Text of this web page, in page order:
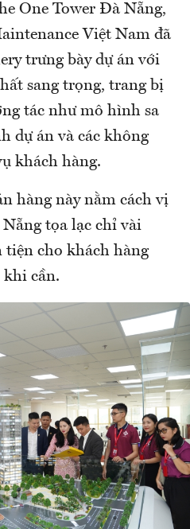
One Tower Đà Nẵng,
Việt Nam đã
trưng bày dự án với
sang trọng, trang bị
tác như mô hình sa
dự án và các không
khách hàng.
hàng này nằm cách vị
tọa lạc chỉ vài
tiện cho khách hàng
khi cần.